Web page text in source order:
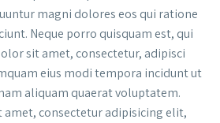
magni dolores eos qui ratione
Neque porro quisquam est, qui
sit amet, consectetur, adipisci
eius modi tempora incidunt ut
aliquam quaerat voluptatem.
consectetur adipisicing elit,